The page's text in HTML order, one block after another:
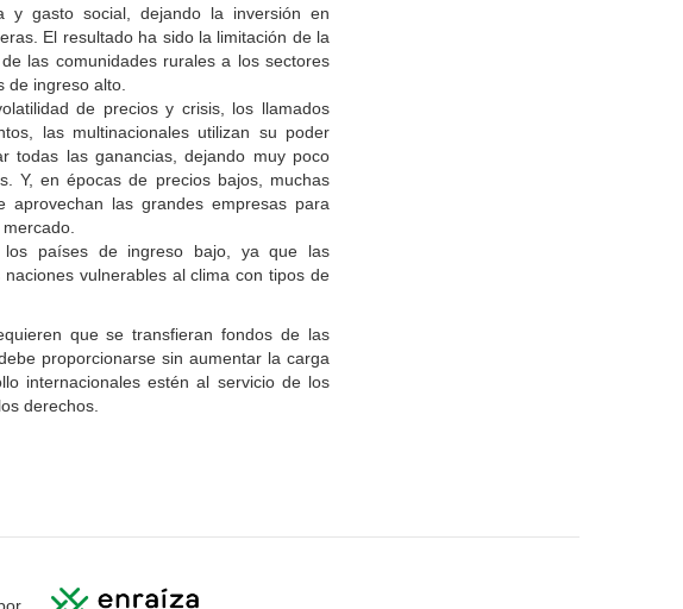
y gasto social, dejando la inversión en
El resultado ha sido la limitación de la
las comunidades rurales a los sectores
de ingreso alto.
de precios y crisis, los llamados
las multinacionales utilizan su poder
todas las ganancias, dejando muy poco
Y, en épocas de precios bajos, muchas
aprovechan las grandes empresas para
los países de ingreso bajo, ya que las
vulnerables al clima con tipos de
que se transfieran fondos de las
proporcionarse sin aumentar la carga
internacionales estén al servicio de los
derechos.